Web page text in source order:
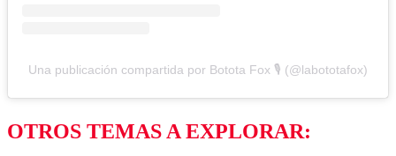
Una publicación compartida por Botota Fox 🎙️ (@labototafox)
OTROS TEMAS A EXPLORAR: